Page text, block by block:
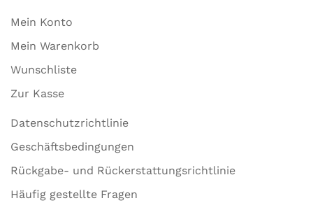
Mein Konto
Mein Warenkorb
Wunschliste
Zur Kasse
Datenschutzrichtlinie
Geschäftsbedingungen
Rückgabe- und Rückerstattungsrichtlinie
Häufig gestellte Fragen